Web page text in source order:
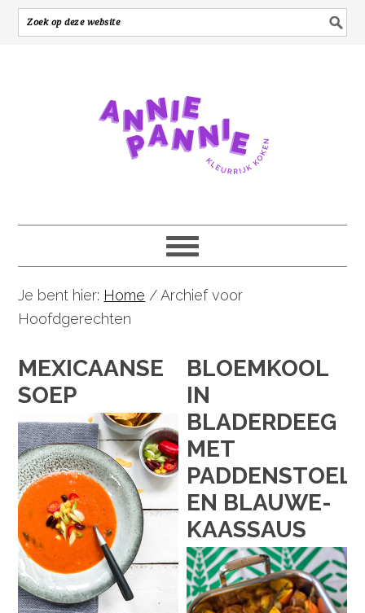
Je bent hier: Home /Archief voor
Hoofdgerechten
MEXICAANSE
SOEP
BLOEMKOOL
IN
BLADERDEEG
MET
EN BLAUWE-
KAASSAUS